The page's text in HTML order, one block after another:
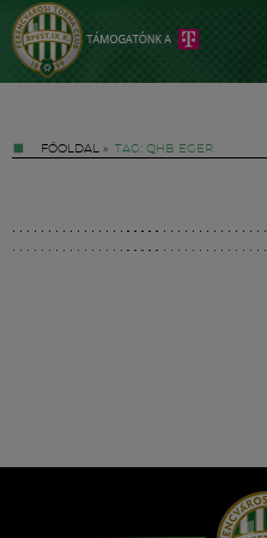
FŐOLDAL » TAG: QHB EGER
Hírek